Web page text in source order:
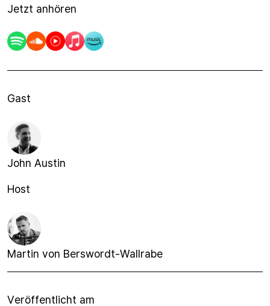
Jetzt anhören
Gast
John Austin
Host
Martin von Berswordt-Wallrabe
Veröffentlicht am